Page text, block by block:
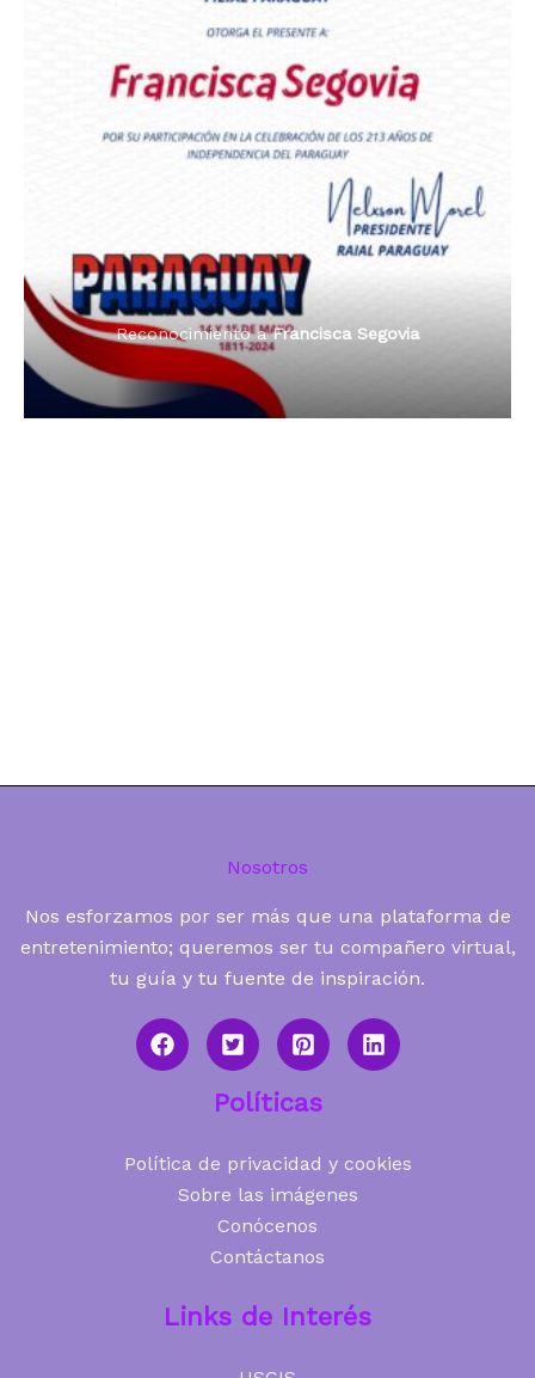
Dama de Oro 2024
Reconocimiento aFrancisca Segovia
Reconocimiento aFrancisca Segovia
Radio Tribuna Abierta
Radio Tribuna Abierta
Radio Oñondivepa Paraguay
Premio Orgullo Paraguayo
Reconocimiento aFrancisca Segovia
Nosotros
Nos esforzamos por ser más que una plataforma de
entretenimiento; queremos ser tu compañero virtual,
tu guía y tu fuente de inspiración.
Políticas
Política de privacidad y cookies
Sobre las imágenes
Conócenos
Contáctanos
Links de Interés